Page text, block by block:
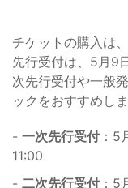
チケットの購入は
先行受付は、5月9
次先行受付や一般
ックをおすすめしま
- 一次先行受付：5
11:00
- 二次先行受付：5